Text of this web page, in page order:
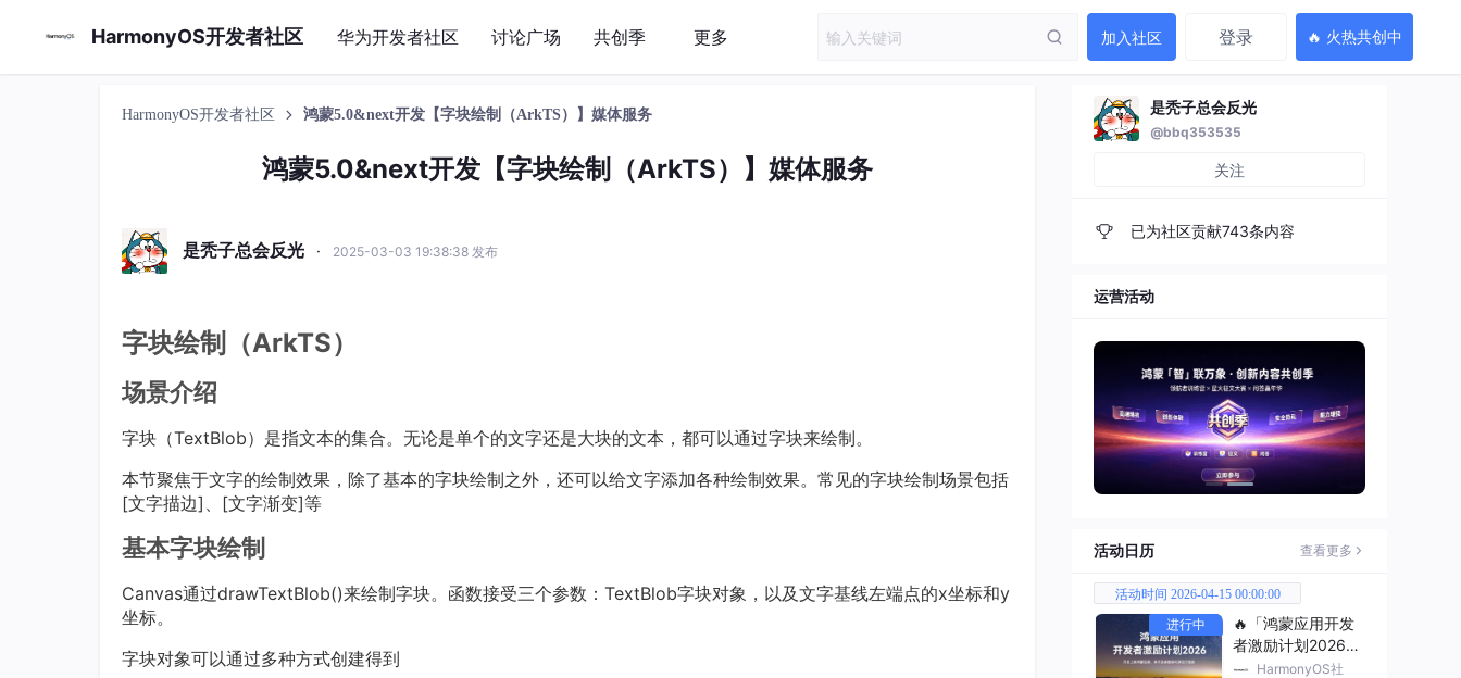
HarmonyOS开发者社区 华为开发者社区 讨论广场 共创季 更多 加入社区 登录 🔥 火热共创中
HarmonyOS开发者社区 鸿蒙5.0&next开发【字块绘制（ArkTS）】媒体服务
鸿蒙5.0&next开发【字块绘制（ArkTS）】媒体服务
是秃子总会反光 · 2025-03-03 19:38:38 发布
字块绘制（ArkTS）
场景介绍
字块（TextBlob）是指文本的集合。无论是单个的文字还是大块的文本，都可以通过字块来绘制。
本节聚焦于文字的绘制效果，除了基本的字块绘制之外，还可以给文字添加各种绘制效果。常见的字块绘制场景包括
[文字描边]、[文字渐变]等
基本字块绘制
Canvas通过drawTextBlob()来绘制字块。函数接受三个参数：TextBlob字块对象，以及文字基线左端点的x坐标和y
坐标。
字块对象可以通过多种方式创建得到
是秃子总会反光
@bbq353535
关注
已为社区贡献743条内容
运营活动
活动日历 查看更多
活动时间 2026-04-15 00:00:00
进行中
🔥「鸿蒙应用开发
者激励计划2026」
已开启HarmonyOS社